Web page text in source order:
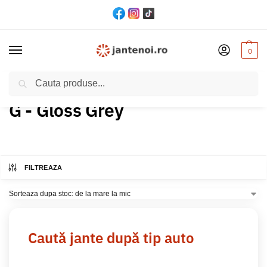
0
Acasă Produs Culoare / G - Gloss Grey
G - Gloss Grey
FILTREAZA
Caută jante după tip auto